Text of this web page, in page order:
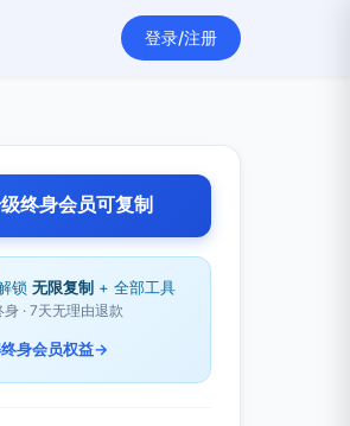
登录/注册
终身会员可复制
锁 无限复制 + 全部工具
· 7天无理由退款
身会员权益→